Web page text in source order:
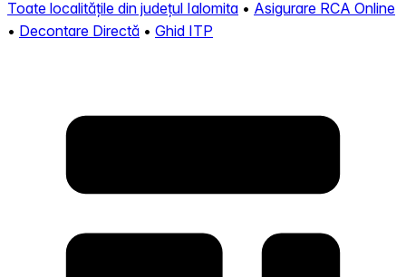
Toate localitățile din județul Ialomita • Asigurare RCA Online
• Decontare Directă • Ghid ITP